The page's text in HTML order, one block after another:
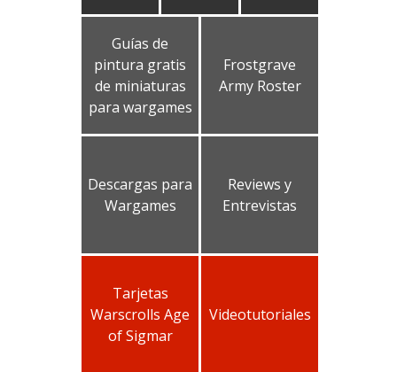
Guías de
pintura gratis
de miniaturas
para wargames
Frostgrave
Army Roster
Descargas para
Wargames
Reviews y
Entrevistas
Tarjetas
Warscrolls Age
of Sigmar
Videotutoriales